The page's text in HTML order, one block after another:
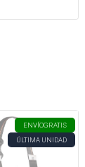
ENVÍOGRATIS
ÚLTIMA UNIDAD